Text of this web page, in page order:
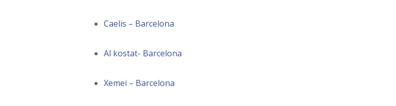
Caelis – Barcelona
Al kostat- Barcelona
Xemei – Barcelona